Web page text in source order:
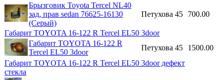
Брызговик Toyota Tercel NL40
зад, прав sedan 76625-16130
(Серый)
Петухова 45 700.00
Габарит TOYOTA 16-122 R Tercel EL50 3door
Габарит TOYOTA 16-122 R
Tercel EL50 3door
Петухова 45
1500.00
Габарит TOYOTA 16-122 R Tercel EL50 3door дефект
стекла